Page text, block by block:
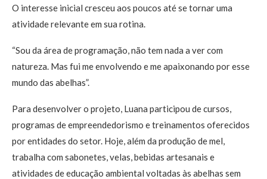
O interesse inicial cresceu aos poucos até se tornar uma
atividade relevante em sua rotina.
“Sou da área de programação, não tem nada a ver com
natureza. Mas fui me envolvendo e me apaixonando por esse
mundo das abelhas”.
Para desenvolver o projeto, Luana participou de cursos,
programas de empreendedorismo e treinamentos oferecidos
por entidades do setor. Hoje, além da produção de mel,
trabalha com sabonetes, velas, bebidas artesanais e
atividades de educação ambiental voltadas às abelhas sem